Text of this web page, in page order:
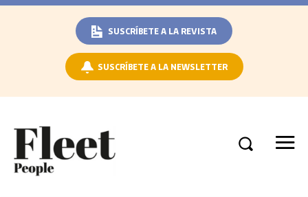
SUSCRÍBETE A LA REVISTA
SUSCRÍBETE A LA NEWSLETTER